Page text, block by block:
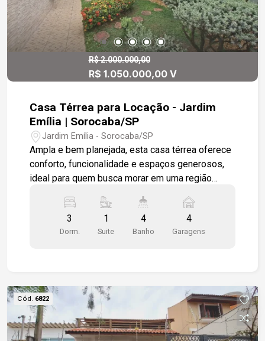
R$ 2.000.000,00
R$ 1.050.000,00 V
Casa Térrea para Locação - Jardim
Emília | Sorocaba/SP
Jardim Emília - Sorocaba/SP
Ampla e bem planejada, esta casa térrea oferece
conforto, funcionalidade e espaços generosos,
ideal para quem busca morar em uma região
Emília, o imóvel está em uma das áreas mais
valorizadas de Sorocaba, próxima a escolas,
mercados, restaurantes e com rápido acesso às
estar, sala de jantar e sala de TV - Cozinha
moderna totalmente modulada - Copa integrada à
cozinha - Lavanderia - Quintal amplo - Área
gourmet com churrasqueira - Edícula com 2
3
Dorm.
1
Suite
4
Banho
4
Garagens
Cód. 6822